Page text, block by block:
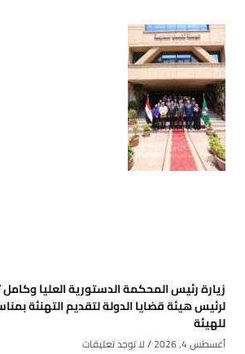
زيارة رئيس المحكمة الدستورية العليا
لرئيس هيئة قضايا الدولة لتقديم التهنئة
للهيئة
أغسطس 4, 2026 لا توجد تعليقات